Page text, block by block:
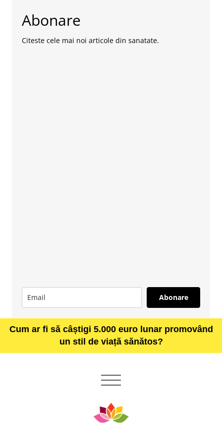
Abonare
Citeste cele mai noi articole din sanatate.
Abonare
Cum ar fi să câștigi 5.000 euro lunar promovând
un stil de viață sănătos?